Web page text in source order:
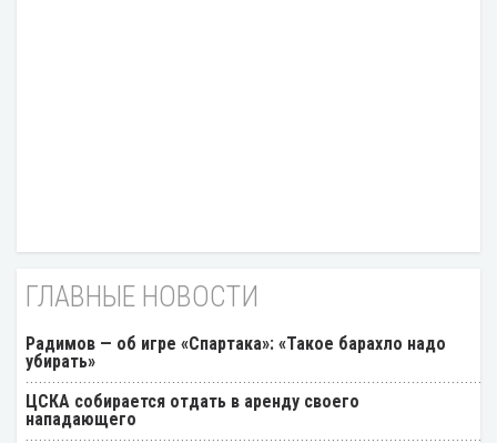
ГЛАВНЫЕ НОВОСТИ
Радимов — об игре «Спартака»: «Такое барахло надо
убирать»
ЦСКА собирается отдать в аренду своего
нападающего